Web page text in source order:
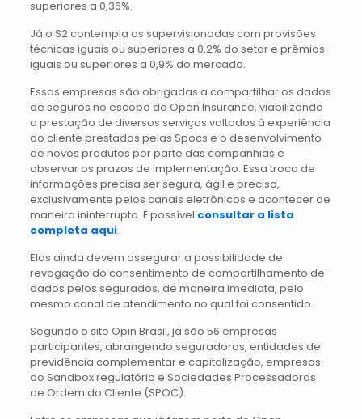
superiores a 0,36%.
Já o S2 contempla as supervisionadas com provisões
técnicas iguais ou superiores a 0,2% do setor e prêmios
iguais ou superiores a 0,9% do mercado.
Essas empresas são obrigadas a compartilhar os dados
de seguros no escopo do Open Insurance, viabilizando
a prestação de diversos serviços voltados à experiência
do cliente prestados pelas Spocs e o desenvolvimento
de novos produtos por parte das companhias e
observar os prazos de implementação. Essa troca de
informações precisa ser segura, ágil e precisa,
exclusivamente pelos canais eletrônicos e acontecer de
maneira ininterrupta. É possível consultar a lista
completa aqui.
Elas ainda devem assegurar a possibilidade de
revogação do consentimento de compartilhamento de
dados pelos segurados, de maneira imediata, pelo
mesmo canal de atendimento no qual foi consentido.
Segundo o site Opin Brasil, já são 56 empresas
participantes, abrangendo seguradoras, entidades de
previdência complementar e capitalização, empresas
do Sandbox regulatório e Sociedades Processadoras
de Ordem do Cliente (SPOC).